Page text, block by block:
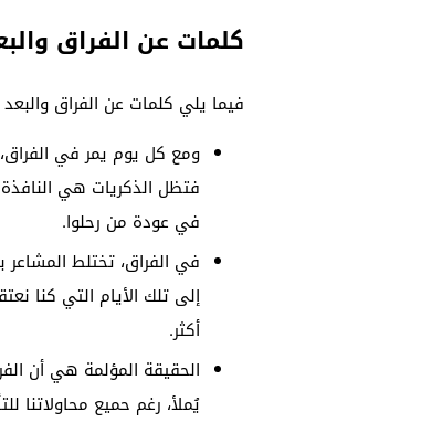
كلمات عن الفراق
فيما يلي كلمات عن الفراق
ومع كل يوم يمر في
فتظل الذكريات هي
في عودة من رحلوا.
في الفراق، تختلط المشاعر
إلى تلك الأيام التي كنا
أكثر.
الحقيقة المؤلمة هي أن
يُملأ، رغم حميع محاولاتنا